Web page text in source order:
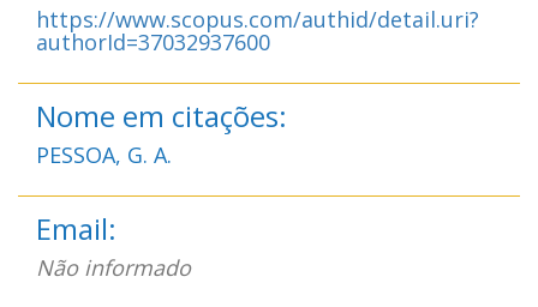
https://www.scopus.com/authid/detail.uri?
authorId=37032937600
Nome em citações:
PESSOA, G. A.
Email:
Não informado